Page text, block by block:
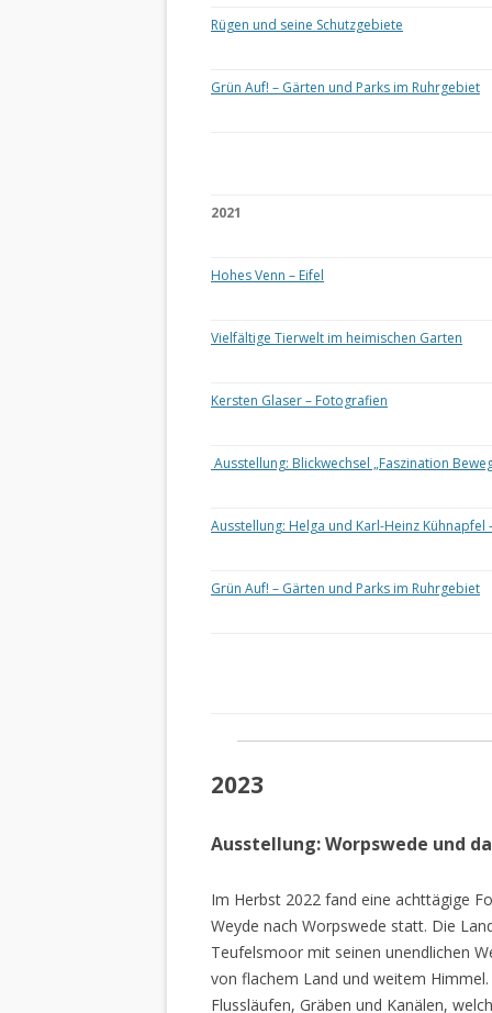
Rügen und seine Schutzgebiete
Grün Auf! – Gärten und Parks im Ruhrgebiet
2021
Hohes Venn – Eifel
Vielfältige Tierwelt im heimischen Garten
Kersten Glaser – Fotografien
Ausstellung: Blickwechsel „Faszination
Ausstellung: Helga und Karl-Heinz Kühnapfel
Grün Auf! – Gärten und Parks im Ruhrgebiet
2023
Ausstellung: Worpswede und
Im Herbst 2022 fand eine achttägige
Weyde nach Worpswede statt. Die
Teufelsmoor mit seinen unendlichen
von flachem Land und weitem
Flussläufen, Gräben und Kanälen,